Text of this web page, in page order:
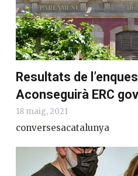
Resultats de
Aconseguirà ERC
18 maig, 2021
conversesacatalunya